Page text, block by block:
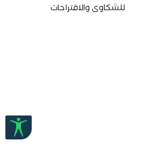
للشكاوى والاقتراحات